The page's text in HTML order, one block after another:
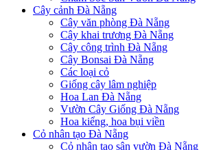
Cây cảnh Đà Nẵng
Cây văn phòng Đà Nẵng
Cây khai trương Đà Nẵng
Cây công trình Đà Nẵng
Cây Bonsai Đà Nẵng
Các loại cỏ
Giống cây lâm nghiệp
Hoa Lan Đà Nẵng
Vườn Cây Giống Đà Nẵng
Hoa kiểng, hoa bụi viền
Cỏ nhân tạo Đà Nẵng
Cỏ nhân tạo sân vườn Đà Nẵng